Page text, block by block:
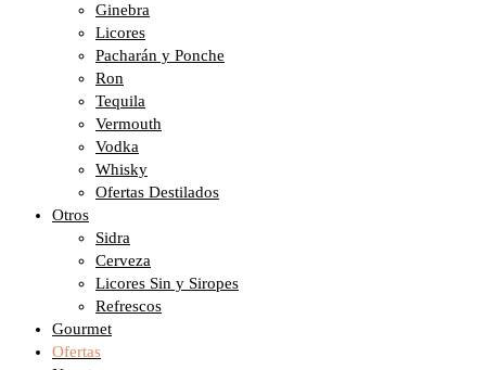
Ginebra
Licores
Pacharán y Ponche
Ron
Tequila
Vermouth
Vodka
Whisky
Ofertas Destilados
Otros
Sidra
Cerveza
Licores Sin y Siropes
Refrescos
Gourmet
Ofertas